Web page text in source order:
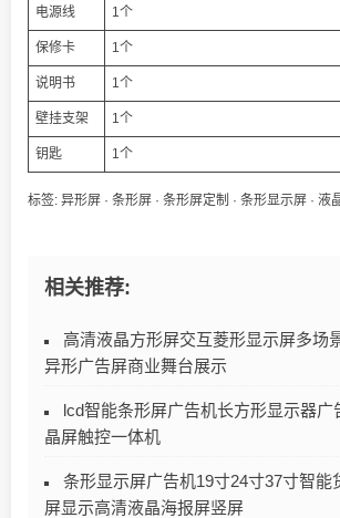
电源线 1个
保修卡 1个
说明书 1个
壁挂支架 1个
钥匙 1个
标签: 异形屏 · 条形屏 · 条形屏定制 · 条形显示屏 · 液
相关推荐:
高清液晶方形屏交互菱形显示屏多场
异形广告屏商业舞台展示
lcd智能条形屏广告机长方形显示器广
晶屏触控一体机
条形显示屏广告机19寸24寸37寸智能
屏显示高清液晶海报屏竖屏